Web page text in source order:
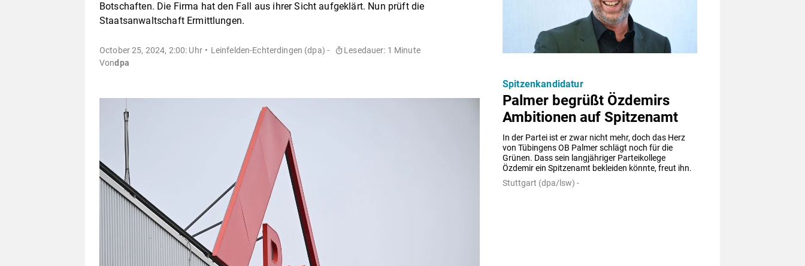
Botschaften. Die Firma hat den Fall aus ihrer Sicht aufgeklärt. Nun prüft die
Staatsanwaltschaft Ermittlungen.
October 25, 2024, 2:00: Uhr Leinfelden-Echterdingen (dpa) -
Lesedauer: 1 Minute
Vondpa
Palmer begrüßt Özdemirs
Ambitionen auf Spitzenamt
In der Partei ist er zwar nicht mehr, doch das Herz
von Tübingens OB Palmer schlägt noch für die
Grünen. Dass sein langjähriger Parteikollege
Özdemir ein Spitzenamt bekleiden könnte, freut ihn.
Spitzenkandidatur
Stuttgart (dpa/lsw) -